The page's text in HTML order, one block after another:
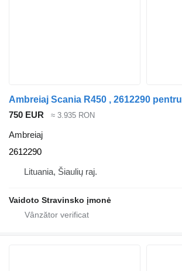
750 EUR ≈ 3.935 RON
Ambreiaj
2612290
Lituania, Šiaulių raj.
Vaidoto Stravinsko įmonė